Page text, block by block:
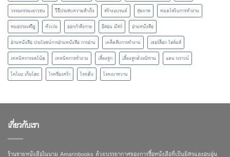
วรรณกรรมเยาวชน
วิธีประสบความสำเร็จ สร้างแบรนด์ สุขภาพ
หมดไฟในการทำงาน
หมอประเสริฐ
หัวเว่ย ออกกำลังกาย อีลอน มัสก์
อ่านหนังสือ
อ่านหนังสือ ประโยชน์การอ่านหนังสือ การอ่าน
เคล็ดลับการทำงาน
เชอร์ล็อก โฮล์มส์
เทคนิคการจดโน้ต
เทคนิคการทำงาน เลี้ยงลูก เลี้ยงลูกด้วยนิทาน
แดน บราวน์
โคโนะ เก็นโตะ
โรคซึมเศร้า โรคตับ โรคเบาหวาน
เกี่ยวกับเรา
ร้านขายหนังสือในนาม Amarinbooks ด้วยบรรยากาศของการซื้อหนังสือที่เป็นมิตรและอบอุ่น